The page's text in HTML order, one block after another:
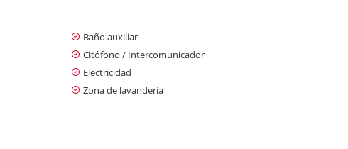
Baño auxiliar
Citófono / Intercomunicador
Electricidad
Zona de lavandería